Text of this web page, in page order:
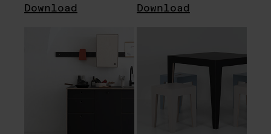
Download Download